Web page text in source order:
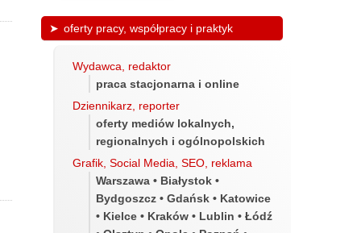
oferty pracy, współpracy i praktyk
Wydawca, redaktor
praca stacjonarna i online
Dziennikarz, reporter
oferty mediów lokalnych,
regionalnych i ogólnopolskich
Grafik, Social Media, SEO, reklama
Warszawa • Białystok •
Bydgoszcz • Gdańsk • Katowice
• Kielce • Kraków • Lublin • Łódź